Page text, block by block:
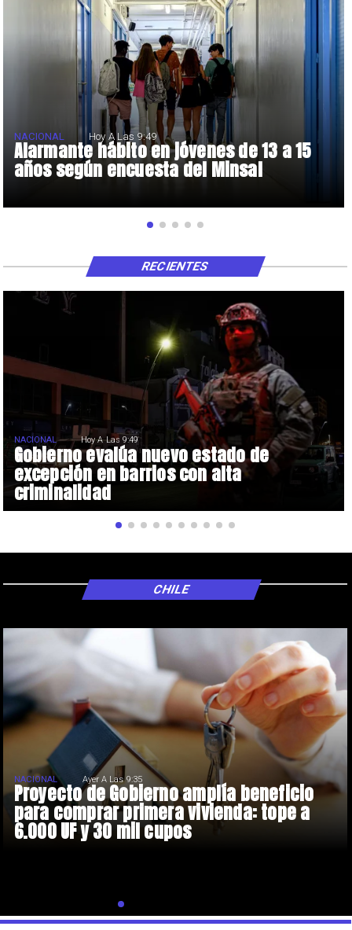
Alarmante hábito en jóvenes de 13 a 15
años según encuesta del Minsal
NACIONAL Hoy A Las 9:49
Gobierno evalúa nuevo estado de
excepción en barrios con alta
criminalidad
NACIONAL Hoy A Las 9:49
RECIENTES
Proyecto de Gobierno amplía beneficio
para comprar primera vivienda: tope a
6.000 UF y 30 mil cupos
NACIONAL Ayer A Las 9:35
CHILE